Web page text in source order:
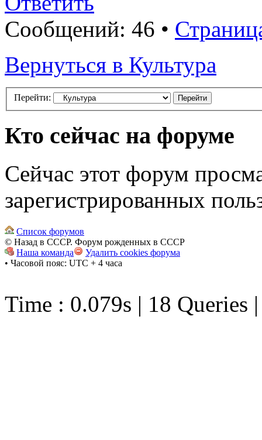
Сообщений: 46 •
Вернуться в Культура
Перейти:
Кто сейчас на форуме
Сейчас этот форум
зарегистрированных
Список форумов
© Назад в СССР. Форум рожденных в СССР
Наша команда
Удалить cookies форума
• Часовой пояс: UTC + 4 часа
Time : 0.079s | 18 Queries